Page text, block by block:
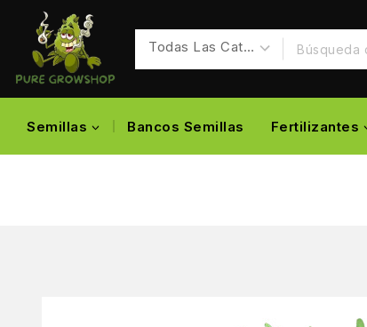
Semillas Bancos Semillas Fertilizantes